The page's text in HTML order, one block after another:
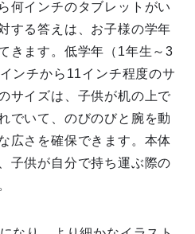
何インチのタブレットがい
する答えは、お子様の学年
きます。低学年（1年生～3
ンチから11インチ程度のサ
サイズは、子供が机の上で
でいて、のびのびと腕を動
広さを確保できます。本体
子供が自分で持ち運ぶ際の